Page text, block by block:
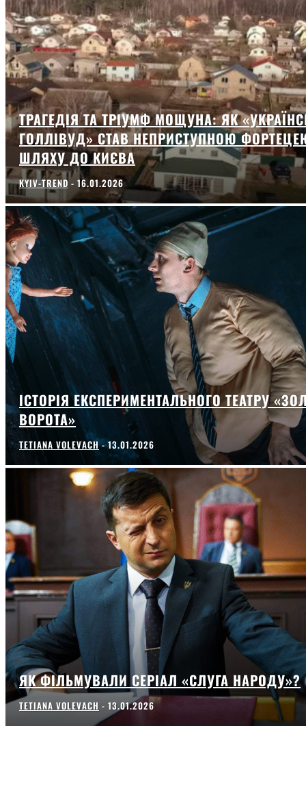
ТРАГЕДІЯ ТА ТРІУМФ МОЩУНА: ЯК
ГОЛЛІВУД» СТАВ НЕПРИСТУПНОЮ
ШЛЯХУ ДО КИЄВА
KYIV-TREND - 16.01.2026
ІСТОРІЯ ЕКСПЕРИМЕНТАЛЬНОГО ТЕАТРУ
ВОРОТА»
TETIANA VOLEVACH - 13.01.2026
ЯК ФІЛЬМУВАЛИ СЕРІАЛ «СЛУГА НАРОДУ»?
TETIANA VOLEVACH - 13.01.2026